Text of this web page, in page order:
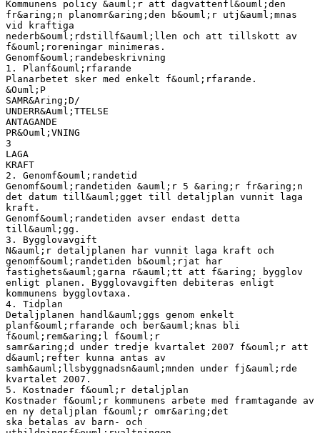
Kommunens policy &auml;r att dagvattenfl&ouml;den
fr&aring;n planomr&aring;den b&ouml;r utj&auml;mnas
vid kraftiga
nederb&ouml;rdstillf&auml;llen och att tillskott av
f&ouml;roreningar minimeras.
Genomf&ouml;randebeskrivning
1. Planf&ouml;rfarande
Planarbetet sker med enkelt f&ouml;rfarande.
&Ouml;P
SAMR&Aring;D/
UNDERR&Auml;TTELSE
ANTAGANDE
PR&Ouml;VNING
3
LAGA
KRAFT
2. Genomf&ouml;randetid
Genomf&ouml;randetiden &auml;r 5 &aring;r fr&aring;n
det datum till&auml;gget till detaljplan vunnit laga
kraft.
Genomf&ouml;randetiden avser endast detta
till&auml;gg.
3. Bygglovavgift
N&auml;r detaljplanen har vunnit laga kraft och
genomf&ouml;randetiden b&ouml;rjat har
fastighets&auml;garna r&auml;tt att f&aring; bygglov
enligt planen. Bygglovavgiften debiteras enligt
kommunens bygglovtaxa.
4. Tidplan
Detaljplanen handl&auml;ggs genom enkelt
planf&ouml;rfarande och ber&auml;knas bli
f&ouml;rem&aring;l f&ouml;r
samr&aring;d under tredje kvartalet 2007 f&ouml;r att
d&auml;refter kunna antas av
samh&auml;llsbyggnadsn&auml;mnden under fj&auml;rde
kvartalet 2007.
5. Kostnader f&ouml;r detaljplan
Kostnader f&ouml;r kommunens arbete med framtagande av
en ny detaljplan f&ouml;r omr&aring;det
ska betalas av barn- och